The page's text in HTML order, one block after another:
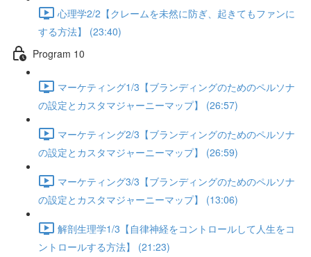
心理学2/2【クレームを未然に防ぎ、起きてもファンに
する方法】 (23:40)
Program 10
マーケティング1/3【ブランディングのためのペルソナ
の設定とカスタマジャーニーマップ】 (26:57)
マーケティング2/3【ブランディングのためのペルソナ
の設定とカスタマジャーニーマップ】 (26:59)
マーケティング3/3【ブランディングのためのペルソナ
の設定とカスタマジャーニーマップ】 (13:06)
解剖生理学1/3【自律神経をコントロールして人生をコ
ントロールする方法】 (21:23)